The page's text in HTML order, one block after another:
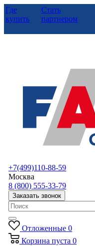
Где
купить
Стать
партнером
+7(499)110-88-59
Москва
8 (800) 555-33-79
Заказать звонок
Отложенные 0
Корзина пуста 0